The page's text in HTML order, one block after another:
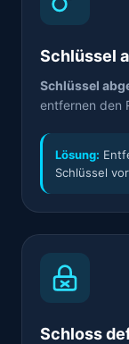
Schlüssel
Schlüssel
entfernen den
Lösung:
Schlüssel
Schloss